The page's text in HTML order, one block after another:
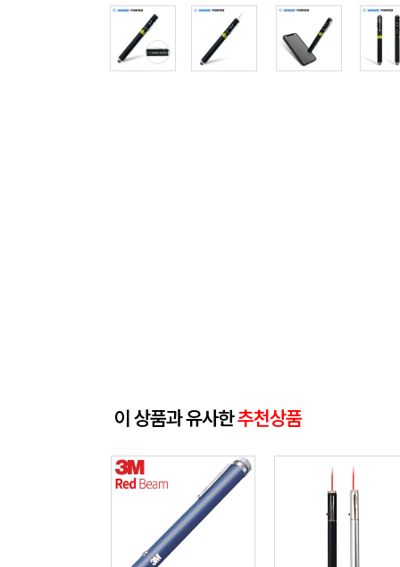
이 상품과 유사한추천상품